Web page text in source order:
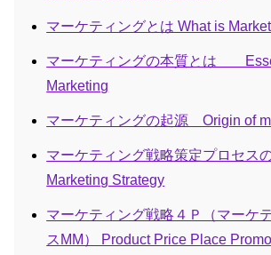
マーケティングとは What is
マーケティングの本質とは
Marketing
マーケティングの起源 Origin of
マーケティング戦略策定プロセス
Marketing Strategy
マーケティング戦略４Ｐ（マーケ
スMM） Product Price Place